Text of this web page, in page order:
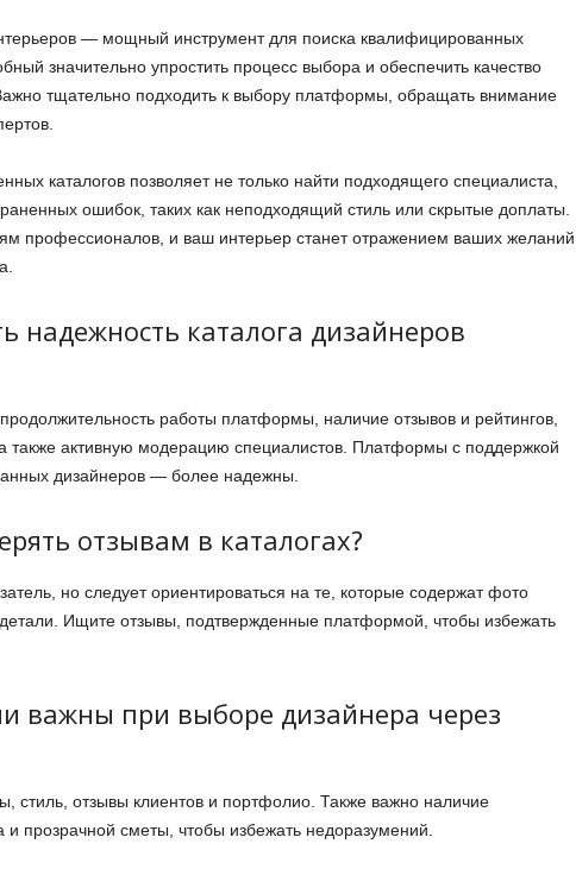
— мощный инструмент для поиска квалифицированных
значительно упростить процесс выбора и обеспечить качество
тщательно подходить к выбору платформы, обращать внимание
каталогов позволяет не только найти подходящего специалиста,
ошибок, таких как неподходящий стиль или скрытые доплаты.
профессионалов, и ваш интерьер станет отражением ваших желаний
надежность каталога дизайнеров
работы платформы, наличие отзывов и рейтингов,
также активную модерацию специалистов. Платформы с поддержкой
дизайнеров — более надежны.
отзывам в каталогах?
но следует ориентироваться на те, которые содержат фото
детали. Ищите отзывы, подтвержденные платформой, чтобы избежать
важны при выборе дизайнера через
стиль, отзывы клиентов и портфолио. Также важно наличие
и прозрачной сметы, чтобы избежать недоразумений.